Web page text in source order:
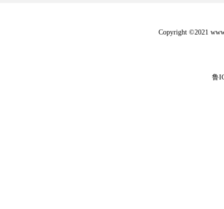
Copyright ©2021
鲁